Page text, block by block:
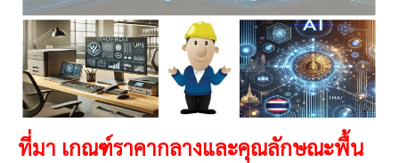
ที่มา เกณฑ์ราคากลางและคุณลักษณะพื้น